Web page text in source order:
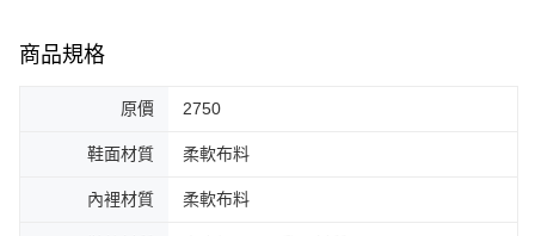
商品規格
原價 2750
鞋面材質 柔軟布料
內裡材質 柔軟布料